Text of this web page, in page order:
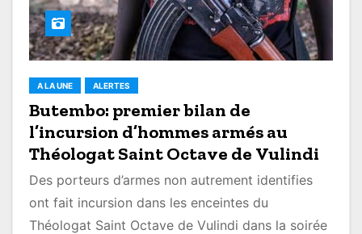
A LA UNE ALERTES
Butembo: premier bilan de
l’incursion d’hommes armés au
Théologat Saint Octave de Vulindi
Des porteurs d’armes non autrement identifies
ont fait incursion dans les enceintes du
Théologat Saint Octave de Vulindi dans la soirée